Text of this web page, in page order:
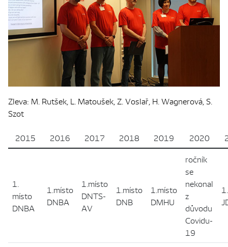
Zleva: M. Rutšek, L. Matoušek, Z. Voslař, H. Wagnerová, S.
Szot
2015 2016 2017 2018 2019 2020
1.
místo
DNBA
1.místo
DNBA
1.místo
DNTS-
AV
1.místo
DNB
1.místo
DMHU
ročník
se
nekonal
z
důvodu
Covidu-
19